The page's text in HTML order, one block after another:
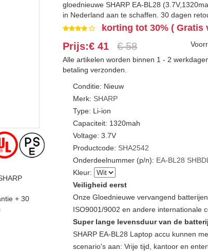
+ 30
gloednieuwe SHARP EA-BL28
in Nederland aan te schaffen. 30 dagen
korting tot 30% ( Gratis
Prijs:€ 41 € 58
Alle artikelen worden binnen 1 - 2
betaling verzonden.
Conditie: Nieuw
Merk: SHARP
Type: Li-ion
Capaciteit: 1320mah
Voltage: 3.7V
Productcode: SHA2542
Onderdeelnummer (p/n): EA-BL28
Kleur:
Veiligheid eerst
Onze Gloednieuwe vervangend
ISO9001/9002 en andere internationale
Super lange levensduur van de batterij
SHARP EA-BL28 Laptop accu kunnen
scenario's aan: Vrije tijd, kantoor en